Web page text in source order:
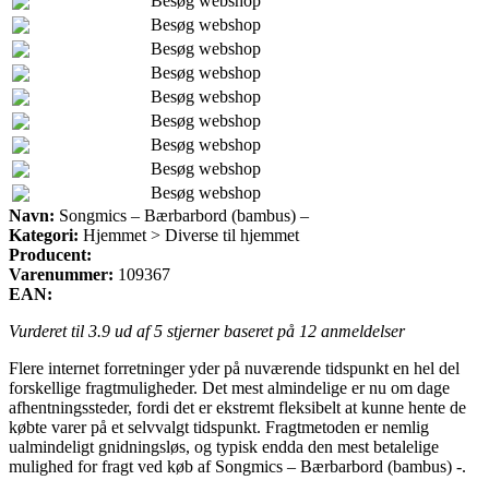
Besøg webshop
Besøg webshop
Besøg webshop
Besøg webshop
Besøg webshop
Besøg webshop
Besøg webshop
Besøg webshop
Navn: Songmics – Bærbarbord (bambus) –
Kategori: Hjemmet > Diverse til hjemmet
Producent:
Varenummer: 109367
EAN:
Vurderet til 3.9 ud af 5 stjerner baseret på 12 anmeldelser
Flere internet forretninger yder på nuværende tidspunkt en hel del
forskellige fragtmuligheder. Det mest almindelige er nu om dage
afhentningssteder, fordi det er ekstremt fleksibelt at kunne hente de
købte varer på et selvvalgt tidspunkt. Fragtmetoden er nemlig
ualmindeligt gnidningsløs, og typisk endda den mest betalelige
mulighed for fragt ved køb af Songmics – Bærbarbord (bambus) -.